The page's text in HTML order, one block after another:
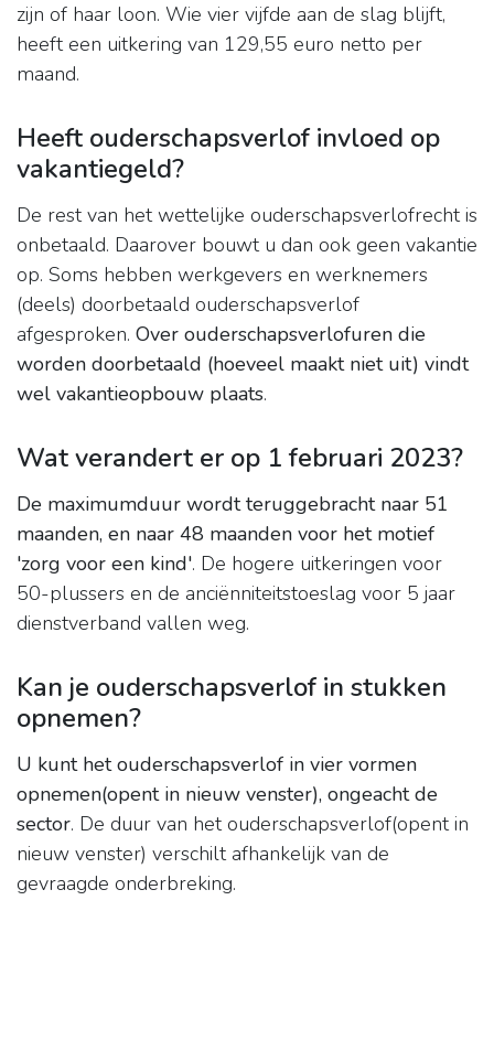
zijn of haar loon. Wie vier vijfde aan de slag blijft,
heeft een uitkering van 129,55 euro netto per
maand.
Heeft ouderschapsverlof invloed op
vakantiegeld?
De rest van het wettelijke ouderschapsverlofrecht is
onbetaald. Daarover bouwt u dan ook geen vakantie
op. Soms hebben werkgevers en werknemers
(deels) doorbetaald ouderschapsverlof
afgesproken. Over ouderschapsverlofuren die
worden doorbetaald (hoeveel maakt niet uit) vindt
wel vakantieopbouw plaats.
Wat verandert er op 1 februari 2023?
De maximumduur wordt teruggebracht naar 51
maanden, en naar 48 maanden voor het motief
'zorg voor een kind'. De hogere uitkeringen voor
50-plussers en de anciënniteitstoeslag voor 5 jaar
dienstverband vallen weg.
Kan je ouderschapsverlof in stukken
opnemen?
U kunt het ouderschapsverlof in vier vormen
opnemen(opent in nieuw venster), ongeacht de
sector. De duur van het ouderschapsverlof(opent in
nieuw venster) verschilt afhankelijk van de
gevraagde onderbreking.